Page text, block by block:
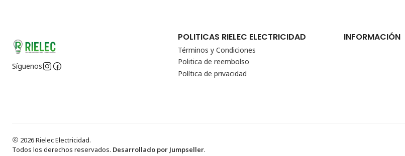
Síguenos
POLITICAS RIELEC ELECTRICIDAD
Términos y Condiciones
Politica de reembolso
Política de privacidad
INFORMACIÓN
2026 Rielec Electricidad.
Todos los derechos reservados. Desarrollado por Jumpseller.